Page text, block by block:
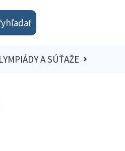
A SÚŤAŽE